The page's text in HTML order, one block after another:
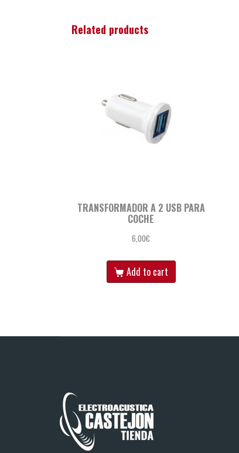
Related products
TRANSFORMADOR A 2 USB PARA
COCHE
6,00€
Add to cart